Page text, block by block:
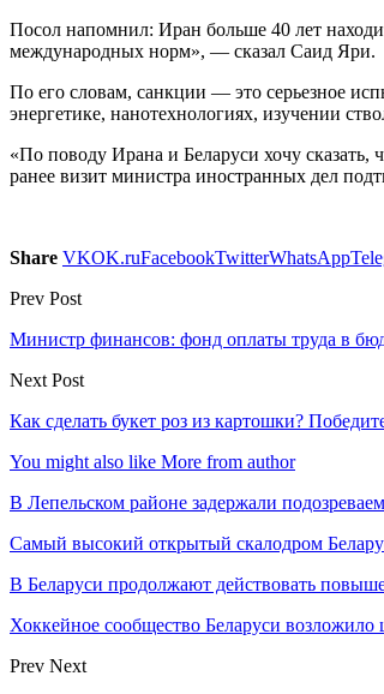
Посол напомнил: Иран больше 40 лет
международных норм», — сказал Саид Яри.
По его словам, санкции — это серьезное
энергетике, нанотехнологиях, изучении
«По поводу Ирана и Беларуси хочу
ранее визит министра иностранных дел
Share VKOK.ruFacebookTwitterWhatsApp
Prev Post
Министр финансов: фонд оплаты труда в
Next Post
Как сделать букет роз из картошки?
You might also like More from author
В Лепельском районе задержали
Самый высокий открытый скалодром
В Беларуси продолжают действовать
Хоккейное сообщество Беларуси
Prev Next